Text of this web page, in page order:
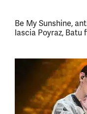
Be My Sunshine,
lascia Poyraz, Batu